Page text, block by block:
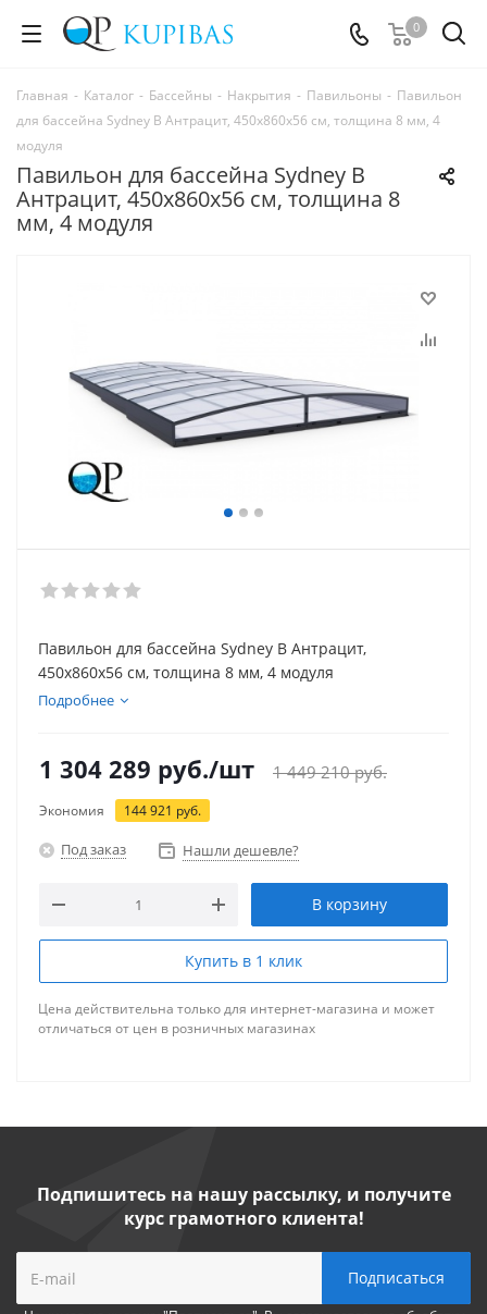
0
Главная - Каталог - Бассейны - Накрытия - Павильоны - Павильон
для бассейна Sydney B Антрацит, 450х860х56 см, толщина 8 мм, 4
модуля
Павильон для бассейна Sydney B
Антрацит, 450х860х56 см, толщина 8
мм, 4 модуля
Павильон для бассейна Sydney B Антрацит,
450х860х56 см, толщина 8 мм, 4 модуля
Подробнее
1 304 289 руб./шт 1 449 210руб.
Экономия 144 921 руб.
Под заказ Нашли дешевле?
В корзину
Купить в 1 клик
Цена действительна только для интернет-магазина и может
отличаться от цен в розничных магазинах
Подпишитесь на нашу рассылку, и получите
курс грамотного клиента!